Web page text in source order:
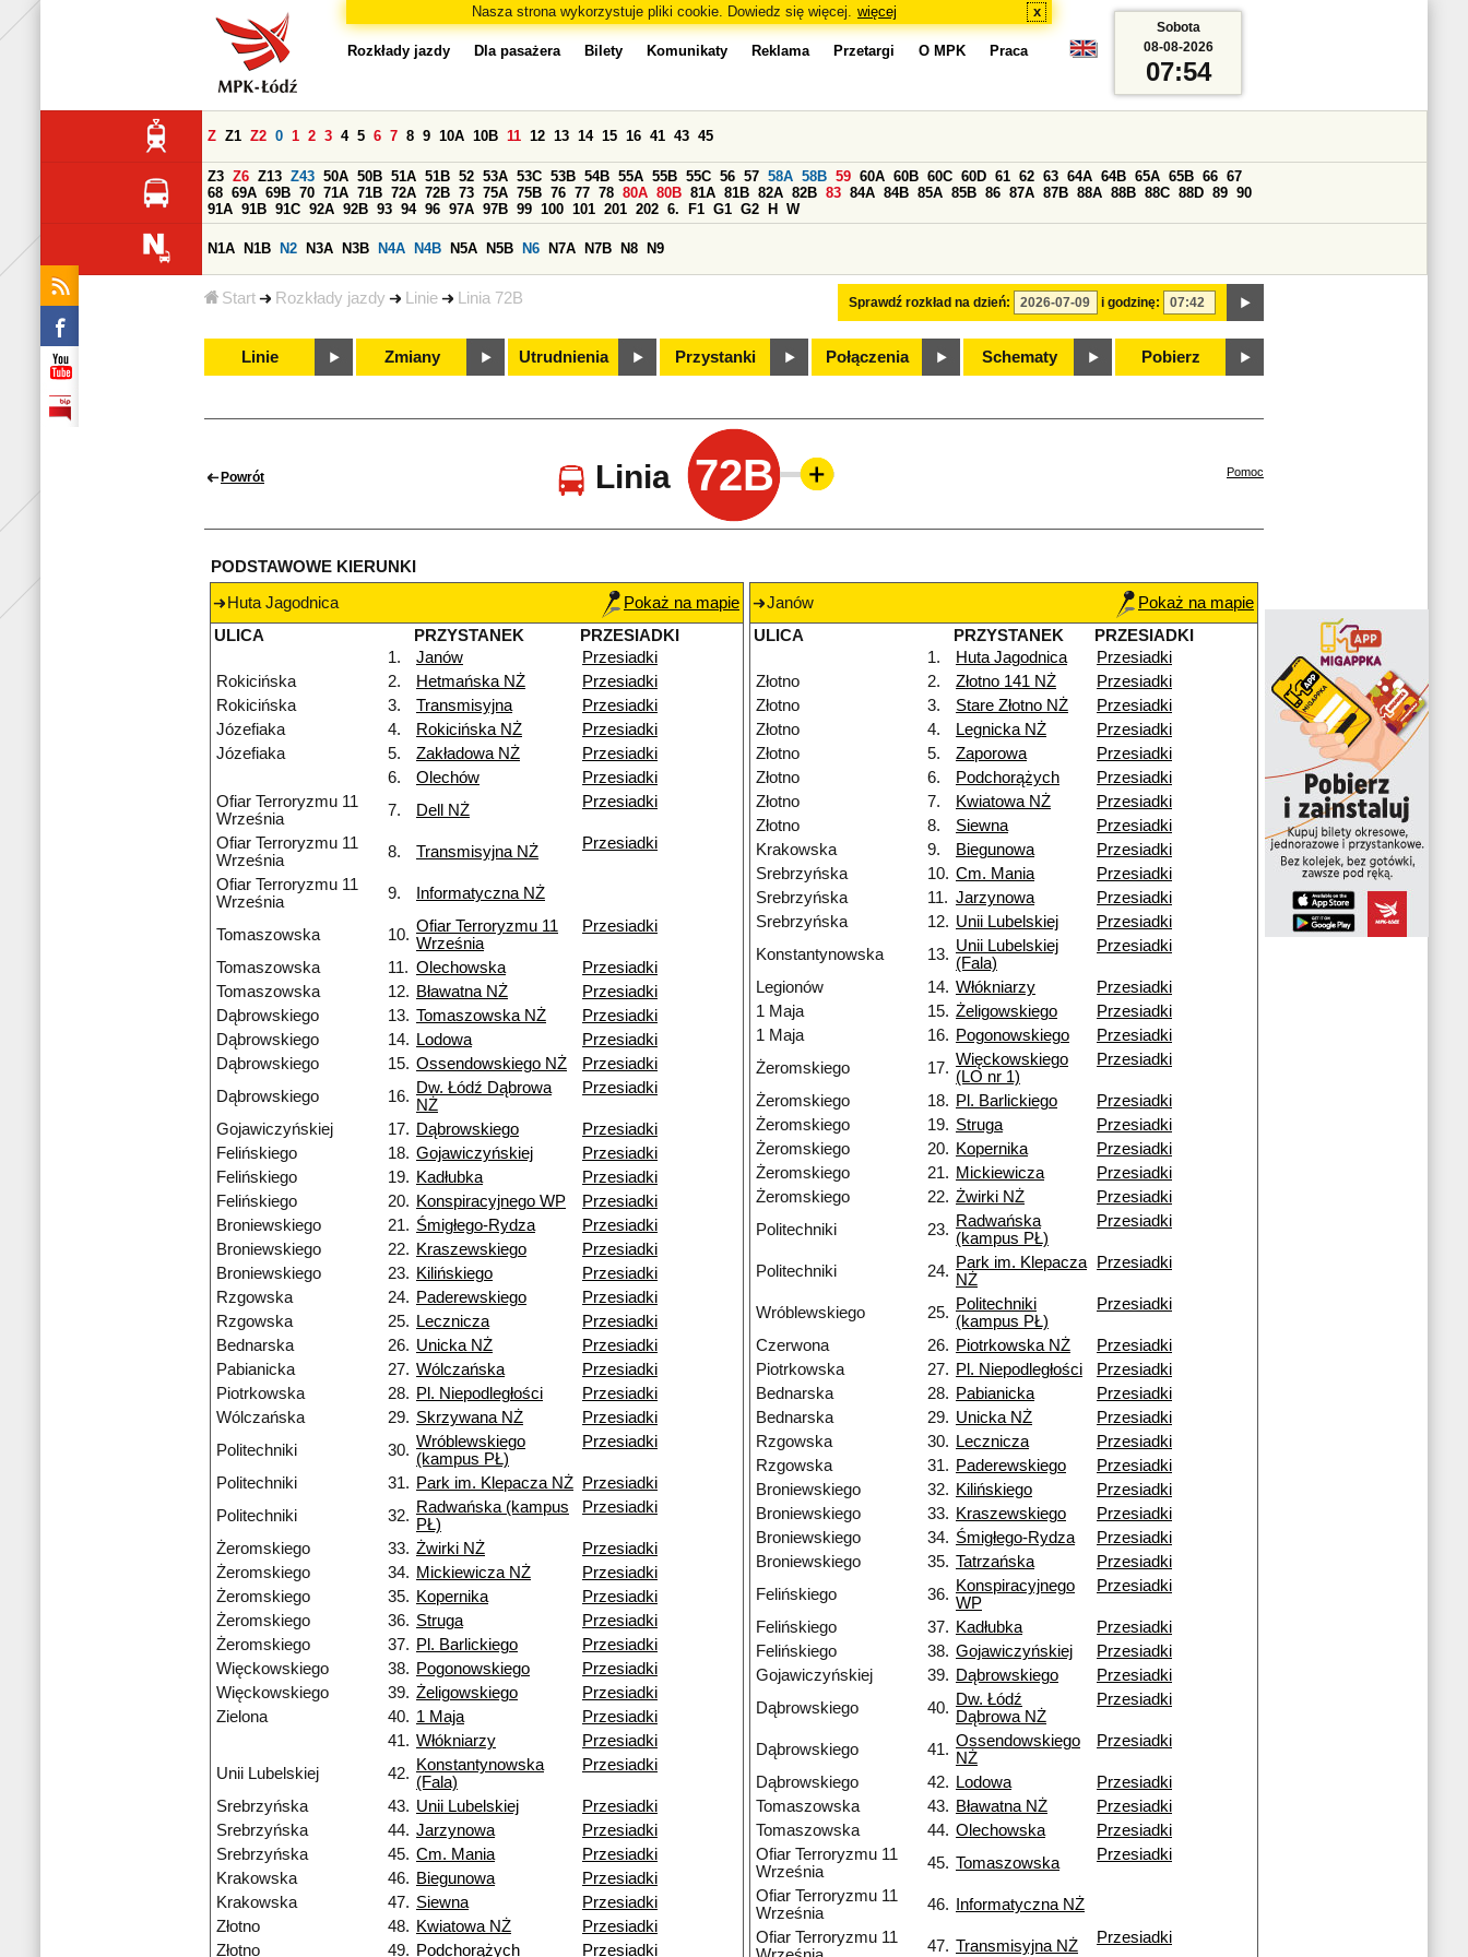
Nasza strona wykorzystuje pliki cookie. Dowiedz się więcej. więcej x
Start Rozkłady jazdy Linie Linia 72B
Rozkłady jazdy Dla pasażera Bilety Komunikaty Reklama Przetargi O MPK Praca
Sprawdź rozkład na dzień: i godzinę:
Z Z1 Z2 0 1 2 3 4 5 6 7 8 9 10A 10B 11 12 13 14 15 16 41 43 45
Z3 Z6 Z13 Z43 50A 50B 51A 51B 52 53A 53C 53B 54B 55A 55B 55C 56 57 58A 58B 59 60A 60B 60C 60D 61 62 63 64A 64B 65A 65B 66 67
68 69A 69B 70 71A 71B 72A 72B 73 75A 75B 76 77 78 80A 80B 81A 81B 82A 82B 83 84A 84B 85A 85B 86 87A 87B 88A 88B 88C 88D 89 90
91A 91B 91C 92A 92B 93 94 96 97A 97B 99 100 101 201 202 6. F1 G1 G2 H W
N1A N1B N2 N3A N3B N4A N4B N5A N5B N6 N7A N7B N8 N9
Linie Zmiany Utrudnienia Przystanki Połączenia Schematy Pobierz
Sobota
08-08-2026
07:54
Powrót Linia 72B Pomoc
PODSTAWOWE KIERUNKI
Huta Jagodnica
Pokaż na mapie
ULICA
PRZYSTANEK
PRZESIADKI
1.
Janów
Przesiadki
Rokicińska
2. Hetmańska NŻ
Przesiadki
Rokicińska
3. Transmisyjna
Przesiadki
Józefiaka
4. Rokicińska NŻ
Przesiadki
Józefiaka
5. Zakładowa NŻ
Przesiadki
6.
Olechów
Przesiadki
Ofiar Terroryzmu 11
Września
7. Dell NŻ Przesiadki
Ofiar Terroryzmu 11
Września
8. Transmisyjna NŻ Przesiadki
Ofiar Terroryzmu 11
Września
9. Informatyczna NŻ
Tomaszowska 10. Ofiar Terroryzmu 11
Września
Przesiadki
Tomaszowska 11. Olechowska
Przesiadki
Tomaszowska
12. Bławatna NŻ
Przesiadki
Dąbrowskiego
13. Tomaszowska NŻ
Przesiadki
Dąbrowskiego
14. Lodowa
Przesiadki
Dąbrowskiego
15. Ossendowskiego NŻ
Przesiadki
Dąbrowskiego
16. Dw. Łódź Dąbrowa
NŻ
Przesiadki
Gojawiczyńskiej 17. Dąbrowskiego
Przesiadki
Felińskiego
18. Gojawiczyńskiej
Przesiadki
Felińskiego
19. Kadłubka
Przesiadki
Felińskiego
20. Konspiracyjnego WP
Przesiadki
Broniewskiego
21. Śmigłego-Rydza
Przesiadki
Broniewskiego
22. Kraszewskiego
Przesiadki
Broniewskiego
23. Kilińskiego
Przesiadki
Rzgowska
24. Paderewskiego
Przesiadki
Rzgowska
25. Lecznicza
Przesiadki
Bednarska
26. Unicka NŻ
Przesiadki
Pabianicka
27. Wólczańska
Przesiadki
Piotrkowska
28. Pl. Niepodległości
Przesiadki
Wólczańska
29. Skrzywana NŻ
Przesiadki
Politechniki
30. Wróblewskiego
(kampus PŁ)
Przesiadki
Politechniki 31. Park im. Klepacza NŻ
Przesiadki
Politechniki
32. Radwańska (kampus
PŁ)
Przesiadki
Żeromskiego 33. Żwirki NŻ
Przesiadki
Żeromskiego
34. Mickiewicza NŻ
Przesiadki
Żeromskiego
35. Kopernika
Przesiadki
Żeromskiego
36. Struga
Przesiadki
Żeromskiego
37. Pl. Barlickiego
Przesiadki
Więckowskiego
38. Pogonowskiego
Przesiadki
Więckowskiego
39. Żeligowskiego
Przesiadki
Zielona
40. 1 Maja
Przesiadki
41. Włókniarzy
Przesiadki
Unii Lubelskiej
42. Konstantynowska
(Fala)
Przesiadki
Srebrzyńska 43. Unii Lubelskiej
Przesiadki
Srebrzyńska
44. Jarzynowa
Przesiadki
Srebrzyńska
45. Cm. Mania
Przesiadki
Krakowska
46. Biegunowa
Przesiadki
Krakowska
47. Siewna
Przesiadki
Złotno
48. Kwiatowa NŻ
Przesiadki
Złotno
49. Podchorążych Przesiadki
Janów
Pokaż na mapie
ULICA
PRZYSTANEK
PRZESIADKI
1.
Huta Jagodnica
Przesiadki
Złotno
2. Złotno 141 NŻ
Przesiadki
Złotno
3. Stare Złotno NŻ
Przesiadki
Złotno
4. Legnicka NŻ
Przesiadki
Złotno
5. Zaporowa
Przesiadki
Złotno
6. Podchorążych
Przesiadki
Złotno
7. Kwiatowa NŻ
Przesiadki
Złotno
8. Siewna
Przesiadki
Krakowska
9. Biegunowa
Przesiadki
Srebrzyńska
10. Cm. Mania
Przesiadki
Srebrzyńska
11. Jarzynowa
Przesiadki
Srebrzyńska
12. Unii Lubelskiej
Przesiadki
Konstantynowska
13. Unii Lubelskiej
(Fala)
Przesiadki
Legionów 14. Włókniarzy
Przesiadki
1 Maja
15. Żeligowskiego
Przesiadki
1 Maja
16. Pogonowskiego
Przesiadki
Żeromskiego
17. Więckowskiego
(LO nr 1)
Przesiadki
Żeromskiego 18. Pl. Barlickiego
Przesiadki
Żeromskiego
19. Struga
Przesiadki
Żeromskiego
20. Kopernika
Przesiadki
Żeromskiego
21. Mickiewicza
Przesiadki
Żeromskiego
22. Żwirki NŻ
Przesiadki
Politechniki
23. Radwańska
(kampus PŁ)
Przesiadki
Politechniki 24. Park im. Klepacza
NŻ
Przesiadki
Wróblewskiego 25. Politechniki
(kampus PŁ)
Przesiadki
Czerwona 26. Piotrkowska NŻ
Przesiadki
Piotrkowska
27. Pl. Niepodległości
Przesiadki
Bednarska
28. Pabianicka
Przesiadki
Bednarska
29. Unicka NŻ
Przesiadki
Rzgowska
30. Lecznicza
Przesiadki
Rzgowska
31. Paderewskiego
Przesiadki
Broniewskiego
32. Kilińskiego
Przesiadki
Broniewskiego
33. Kraszewskiego
Przesiadki
Broniewskiego
34. Śmigłego-Rydza
Przesiadki
Broniewskiego
35. Tatrzańska
Przesiadki
Felińskiego
36. Konspiracyjnego
WP
Przesiadki
Felińskiego 37. Kadłubka
Przesiadki
Felińskiego
38. Gojawiczyńskiej
Przesiadki
Gojawiczyńskiej
39. Dąbrowskiego
Przesiadki
Dąbrowskiego
40. Dw. Łódź
Dąbrowa NŻ
Przesiadki
Dąbrowskiego 41. Ossendowskiego
NŻ
Przesiadki
Dąbrowskiego 42. Lodowa
Przesiadki
Tomaszowska
43. Bławatna NŻ
Przesiadki
Tomaszowska
44. Olechowska
Przesiadki
Ofiar Terroryzmu 11
Września
45. Tomaszowska Przesiadki
Ofiar Terroryzmu 11
Września
46.
Informatyczna NŻ
Ofiar Terroryzmu 11
47. Transmisyjna NŻ Przesiadki